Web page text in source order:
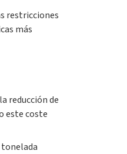
restricciones
más
reducción de
este coste
tonelada